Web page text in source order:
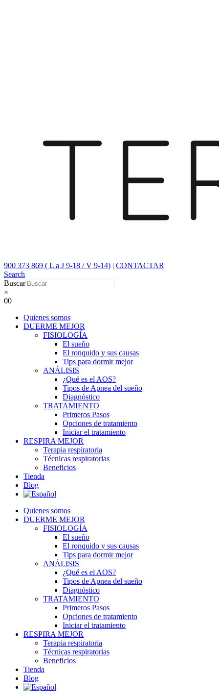
900 373 869 ( L a J 9-18 / V 9-14) | CONTACTAR
Search
Buscar
×
00
Quienes somos
DUERME MEJOR
FISIOLOGÍA
El sueño
El ronquido y sus causas
Tips para dormir mejor
ANÁLISIS
¿Qué es el AOS?
Tipos de Apnea del sueño
Diagnóstico
TRATAMIENTO
Primeros Pasos
Opciones de tratamiento
Iniciar el tratamiento
RESPIRA MEJOR
Terapia respiratoria
Técnicas respiratorias
Beneficios
Tienda
Blog
Quienes somos
DUERME MEJOR
FISIOLOGÍA
El sueño
El ronquido y sus causas
Tips para dormir mejor
ANÁLISIS
¿Qué es el AOS?
Tipos de Apnea del sueño
Diagnóstico
TRATAMIENTO
Primeros Pasos
Opciones de tratamiento
Iniciar el tratamiento
RESPIRA MEJOR
Terapia respiratoria
Técnicas respiratorias
Beneficios
Tienda
Blog